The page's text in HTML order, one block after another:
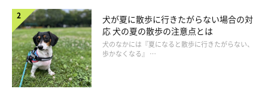
「犬が放っておいてほしいときは、飼い主さんから一定の距離を
とったり、自身のハウスにこもったりするでしょう」
犬が夏に散歩に行きたがらない場合の対
応 犬の夏の散歩の注意点とは
犬のなかには『夏になると散歩に行きたがらない、
歩かなくなる』 …